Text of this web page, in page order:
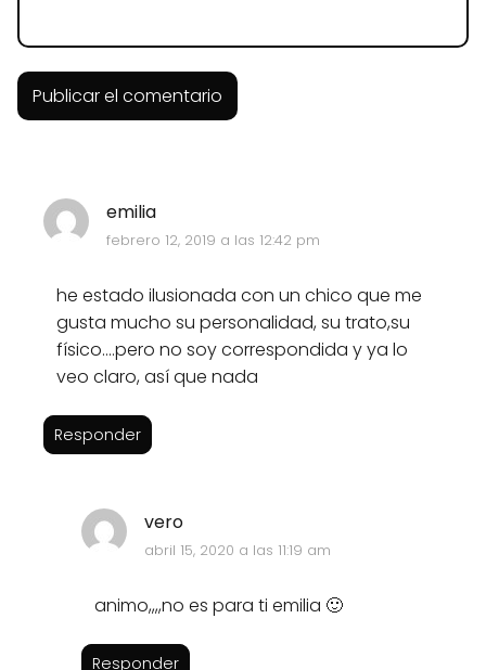
emilia
febrero 12, 2019 a las 12:42 pm
he estado ilusionada con un chico que me
gusta mucho su personalidad, su trato,su
físico....pero no soy correspondida y ya lo
veo claro, así que nada
Responder
vero
abril 15, 2020 a las 11:19 am
animo,,,,no es para ti emilia 🙂
Responder